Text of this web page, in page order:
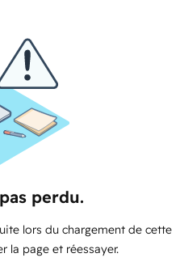
perdu.
lors du chargement de cette
la page et réessayer.